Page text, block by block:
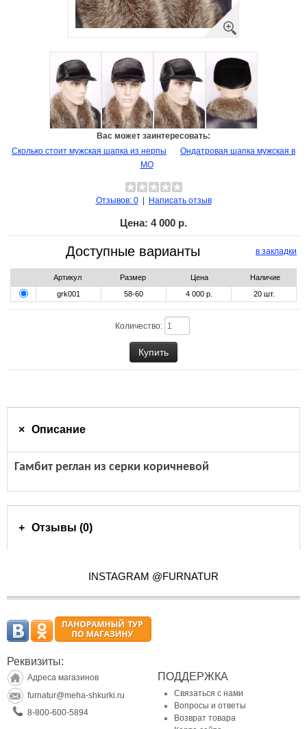
Вас может заинтересовать:
Сколько стоит мужская шапка из нерпы
Ондатровая шапка мужская в
МО
Отзывов: 0| Написать отзыв
Цена: 4 000 р.
в закладки
Доступные варианты
Артикул Размер Цена
Наличие
grk001
58-60 4 000 р. 20 шт.
Количество:
Описание
Гамбит реглан из серки коричневой
Отзывы (0)
INSTAGRAM @FURNATUR
Реквизиты:
Адреса магазинов
furnatur@meha-shkurki.ru
8-800-600-5894
ПОДДЕРЖКА
Связаться с нами
Вопросы и ответы
Возврат товара